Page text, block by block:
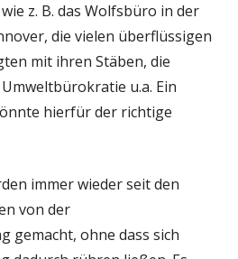
z. B. das Wolfsbüro in der
die vielen überflüssigen
mit ihren Stäben, die
u.a. Ein
hierfür der richtige
immer wieder seit den
von der
gemacht, ohne dass sich